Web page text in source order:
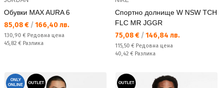
Обувки MAX AURA 6
Текуща цена:
85,08 € / 166,40 лв.
Редовна цена:
130,90 € Редовна цена
Спестявате:
45,82 € Разлика
Спортно долнище W NSW TCH
FLC MR JGGR
Текуща цена:
75,08 € / 146,84 лв.
Редовна цена:
115,50 € Редовна цена
Спестявате:
40,42 € Разлика
ONLY
ONLINE
OUTLET OUTLET